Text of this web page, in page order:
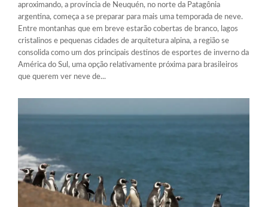
aproximando, a província de Neuquén, no norte da Patagônia
argentina, começa a se preparar para mais uma temporada de neve.
Entre montanhas que em breve estarão cobertas de branco, lagos
cristalinos e pequenas cidades de arquitetura alpina, a região se
consolida como um dos principais destinos de esportes de inverno da
América do Sul, uma opção relativamente próxima para brasileiros
que querem ver neve de...